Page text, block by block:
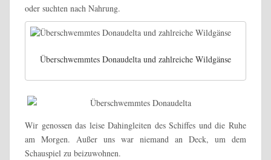
oder suchten nach Nahrung.
Überschwemmtes Donaudelta und zahlreiche Wildgänse
Wir genossen das leise Dahingleiten des Schiffes und die Ruhe
am Morgen. Außer uns war niemand an Deck, um dem
Schauspiel zu beizuwohnen.